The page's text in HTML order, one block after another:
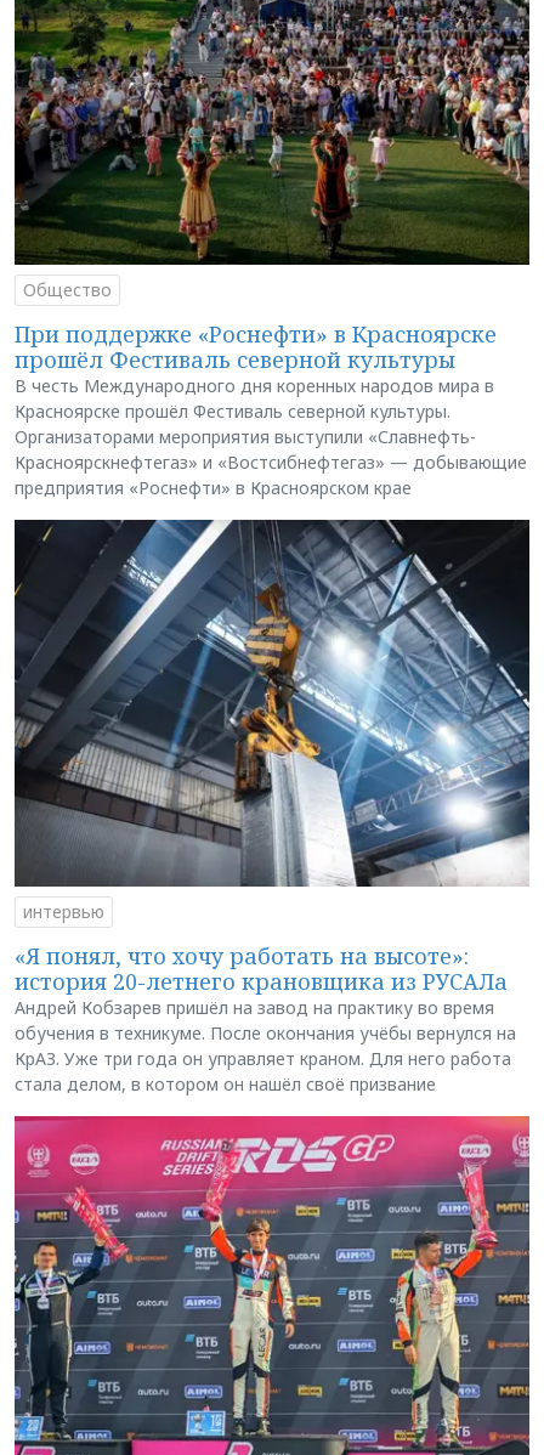
Общество
При поддержке «Роснефти» в Красноярске
прошёл Фестиваль северной культуры
В честь Международного дня коренных народов мира в
Красноярске прошёл Фестиваль северной культуры.
Организаторами мероприятия выступили «Славнефть-
Красноярскнефтегаз» и «Востсибнефтегаз» — добывающие
предприятия «Роснефти» в Красноярском крае
интервью
«Я понял, что хочу работать на высоте»:
история 20-летнего крановщика из РУСАЛа
Андрей Кобзарев пришёл на завод на практику во время
обучения в техникуме. После окончания учёбы вернулся на
КрАЗ. Уже три года он управляет краном. Для него работа
стала делом, в котором он нашёл своё призвание